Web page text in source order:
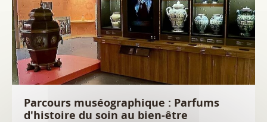
Parcours muséographique : Parfums
d'histoire du soin au bien-être
38160 Saint-Antoine-l'Abbaye
Le parcours muséographique retrace l'histoire croisée
du parfum et du bien-être à travers les siècles. Venez
animales, et sentir les parfums iconiques recréés pour
l'occasion.